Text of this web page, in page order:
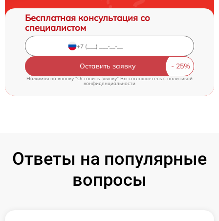
Бесплатная консультация со
специалистом
Оставить заявку
Нажимая на кнопку "Оставить заявку" Вы соглашаетесь c политикой
конфиденциальности
Ответы на популярные
вопросы